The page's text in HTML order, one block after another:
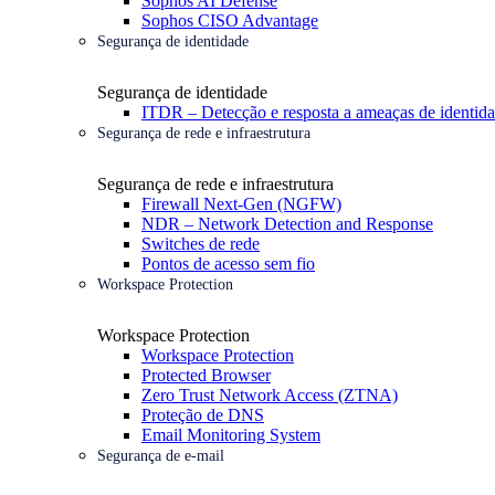
Sophos CISO Advantage
Segurança de identidade
Segurança de identidade
ITDR – Detecção e resposta a ameaças de
Segurança de rede e infraestrutura
Segurança de rede e infraestrutura
Firewall Next-Gen (NGFW)
NDR – Network Detection and Response
Switches de rede
Pontos de acesso sem fio
Workspace Protection
Workspace Protection
Workspace Protection
Protected Browser
Zero Trust Network Access (ZTNA)
Proteção de DNS
Email Monitoring System
Segurança de e-mail